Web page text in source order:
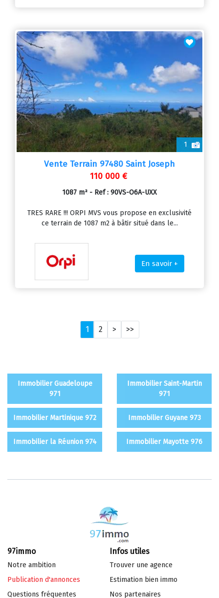
1
Vente Terrain 97480 Saint Joseph
110 000 €
1087 m² - Ref : 90VS-O6A-UXX
TRES RARE !!! ORPI MVS vous propose en exclusivité
ce terrain de 1087 m2 à bâtir situé dans le...
En savoir +
1 2 > >>
Immobilier Guadeloupe
971
Immobilier Saint-Martin
971
Immobilier Martinique 972 Immobilier Guyane 973
Immobilier la Réunion 974 Immobilier Mayotte 976
97immo
Notre ambition
Publication d'annonces
Questions fréquentes
Infos utiles
Trouver une agence
Estimation bien immo
Nos partenaires